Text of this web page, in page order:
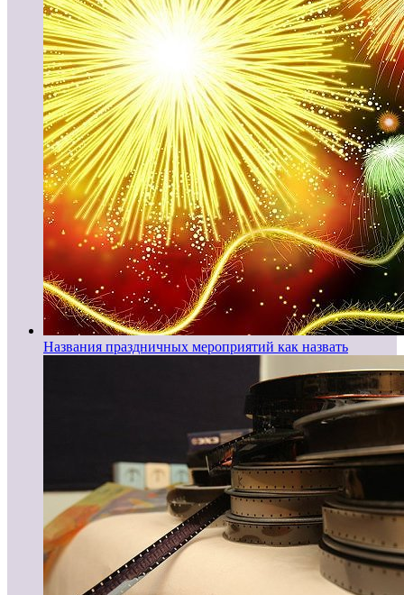
Названия праздничных мероприятий как назвать